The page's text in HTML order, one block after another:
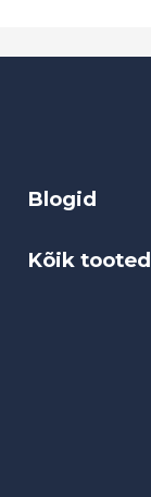
Blogid
Kõik tooted